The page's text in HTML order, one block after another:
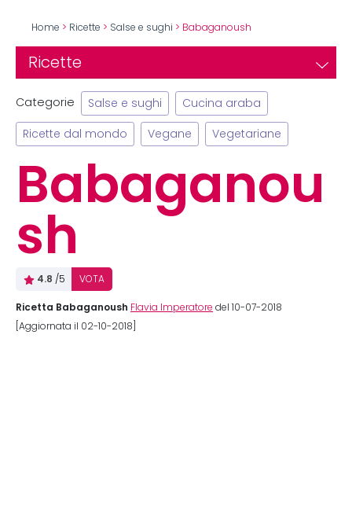
Home > Ricette > Salse e sughi > Babaganoush
Ricette
Categorie Salse e sughi Cucina araba
Ricette dal mondo Vegane Vegetariane
Babaganou
sh
4.8 /5 VOTA
Ricetta Babaganoush Flavia Imperatore del 10-07-2018
[Aggiornata il 02-10-2018]